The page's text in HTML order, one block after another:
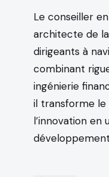
Le conseiller
architecte de
dirigeants à
combinant
ingénierie
il transforme le
l’innovation